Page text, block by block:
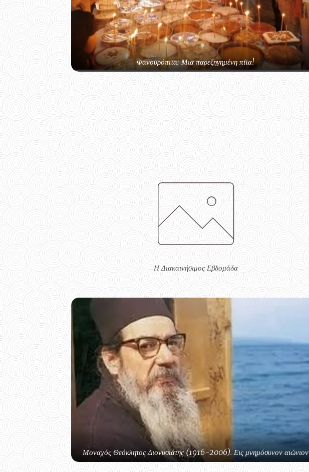
Φανουρόπιτα: Μια παρεξηγημένη πίτα!
Η Διακαινήσιμος Εβδομάδα
Μοναχός Θεόκλητος Διονυσιάτης (1916-2006). Εις μνημόσυνον αιώνιον